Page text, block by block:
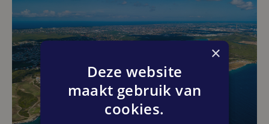
×
Deze website
maakt gebruik van
cookies.